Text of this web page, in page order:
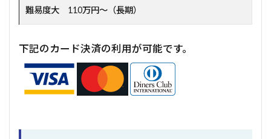
難易度大 110万円～（長期）
下記のカード決済の利用が可能です。